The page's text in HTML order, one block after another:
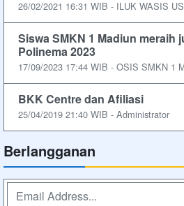
26/02/2021 16:31 WIB - ILUK WASIS
Siswa SMKN 1 Madiun meraih
Polinema 2023
17/09/2023 17:44 WIB - OSIS SMKN 1
BKK Centre dan Afiliasi
25/04/2019 21:40 WIB - Administrator
Berlangganan